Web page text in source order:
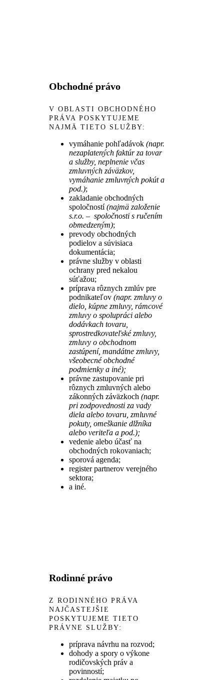
Obchodné právo
V OBLASTI OBCHODNÉHO
PRÁVA POSKYTUJEME
NAJMÄ TIETO SLUŽBY:
vymáhanie pohľadávok (napr.
nezaplatených faktúr za tovar
a služby, neplnenie včas
zmluvných záväzkov,
vymáhanie zmluvných pokút a
pod.);
zakladanie obchodných
spoločností(najmä založenie
s.r.o. – spoločnosti s ručením
obmedzeným);
prevody obchodných
podielov a súvisiaca
dokumentácia;
právne služby v oblasti
ochrany pred nekalou
súťažou;
príprava rôznych zmlúv pre
podnikateľov (napr. zmluvy o
dielo, kúpne zmluvy, rámcové
zmluvy o spolupráci alebo
dodávkach tovaru,
sprostredkovateľské zmluvy,
zmluvy o obchodnom
zastúpení, mandátne zmluvy,
všeobecné obchodné
podmienky a iné);
právne zastupovanie pri
rôznych zmluvných alebo
zákonných záväzkoch (napr.
pri zodpovednosti za vady
diela alebo tovaru, zmluvné
pokuty, omeškanie dlžníka
alebo veriteľa a pod.);
vedenie alebo účasť na
obchodných rokovaniach;
sporová agenda;
register partnerov verejného
sektora;
a iné.
Rodinné právo
Z RODINNÉHO PRÁVA
NAJČASTEJŠIE
POSKYTUJEME TIETO
PRÁVNE SLUŽBY:
príprava návrhu na rozvod;
dohody a spory o výkone
rodičovských práv a
povinností;